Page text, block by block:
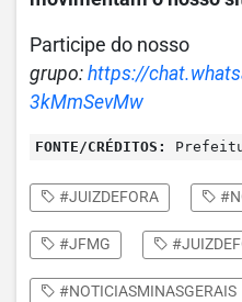
Participe do nosso
grupo: https://
3kMmSevMw
FONTE/CRÉDITOS:
#JUIZDEFORA
#JFMG
#NOTICIASMINASGERAIS